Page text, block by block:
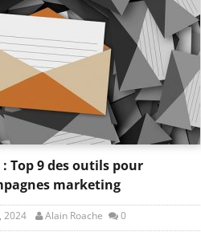
Top 9 des outils pour
marketing
2024 Alain Roache 0